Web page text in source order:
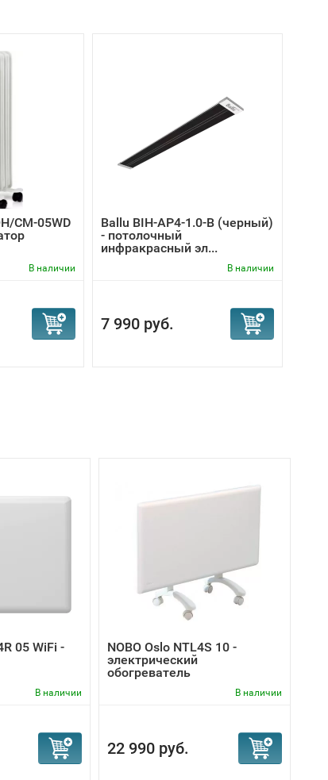
CM-05WD
В наличии
Ballu BIH-AP4-1.0-В (черный)
- потолочный
инфракрасный эл...
В наличии
7 990 руб.
05 WiFi -
В наличии
NOBO Oslo NTL4S 10 -
электрический
обогреватель
В наличии
22 990 руб.